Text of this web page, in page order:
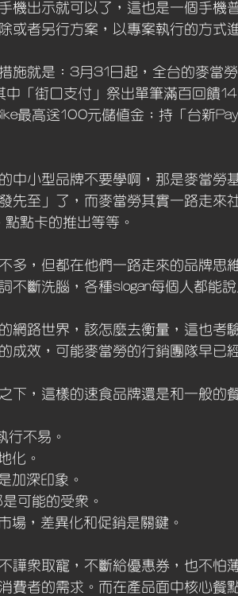
機出示就可以了，這也是一個手機
或者另行方案，以專案執行的方式
施就是：3月31日起，全台的麥當
中「街口支付」祭出單筆滿百回饋
最高送100元儲值金；持「台新
中小型品牌不要學啊，那是麥當勞
先至」了，而麥當勞其實一路走來
點卡的推出等等。
多，但都在他們一路走來的品牌思
不斷洗腦，各種slogan每個人都能說
網路世界，該怎麼去衡量，這也考
成效，可能麥當勞的行銷團隊早已
下，這樣的速食品牌還是和一般的
行不易。
化。
加深印象。
可能的受眾。
場，差異化和促銷是關鍵。
譁眾取寵，不斷給優惠券，也不怕
費者的需求。而在產品面中核心餐